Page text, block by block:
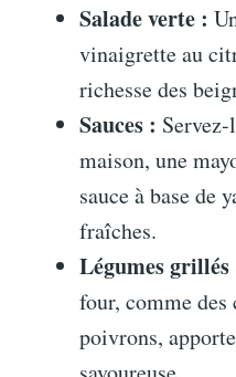
Salade verte :
vinaigrette au
richesse des
Sauces :
maison, une
sauce à base de
fraîches.
Légumes grillés
four, comme des
poivrons,